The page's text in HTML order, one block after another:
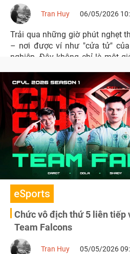
Tran Huy 06/05/2026
Trải qua những giờ phút nghẹt
– nơi được ví như "cửa tử" của
nghiệp. Đây không chỉ là một
vực thẳm xuống hạng chỉ
chuột.
eSports
Chức vô địch thứ 5 liên tiếp
Team Falcons
Tran Huy 05/05/2026